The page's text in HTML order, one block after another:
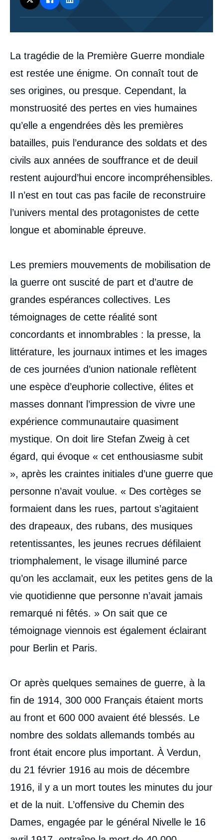
Corps
analyses
La tragédie de la Première Guerre mondiale
est restée une énigme. On connaît tout de
ses origines, ou presque. Cependant, la
monstruosité des pertes en vies humaines
qu’elle a engendrées dès les premières
batailles, puis l’endurance des soldats et des
civils aux années de souffrance et de deuil
restent aujourd’hui encore incompréhensibles.
Il n’est en tout cas pas facile de reconstruire
l’univers mental des protagonistes de cette
longue et abominable épreuve.
Les premiers mouvements de mobilisation de
la guerre ont suscité de part et d’autre de
grandes espérances collectives. Les
témoignages de cette réalité sont
concordants et innombrables : la presse, la
littérature, les journaux intimes et les images
de ces journées d’union nationale reflètent
une espèce d’euphorie collective, élites et
masses donnant l’impression de vivre une
expérience communautaire quasiment
mystique. On doit lire Stefan Zweig à cet
égard, qui évoque « cet enthousiasme subit
», après les craintes initiales d’une guerre que
personne n’avait voulue. « Des cortèges se
formaient dans les rues, partout s’agitaient
des drapeaux, des rubans, des musiques
retentissantes, les jeunes recrues défilaient
triomphalement, le visage illuminé parce
qu’on les acclamait, eux les petites gens de la
vie quotidienne que personne n’avait jamais
remarqué ni fêtés. » On sait que ce
témoignage viennois est également éclairant
pour Berlin et Paris.
Or après quelques semaines de guerre, à la
fin de 1914, 300 000 Français étaient morts
au front et 600 000 avaient été blessés. Le
nombre des soldats allemands tombés au
front était encore plus important. À Verdun,
du 21 février 1916 au mois de décembre
1916, il y a un mort toutes les minutes du jour
et de la nuit. L’offensive du Chemin des
Dames, engagée par le général Nivelle le 16